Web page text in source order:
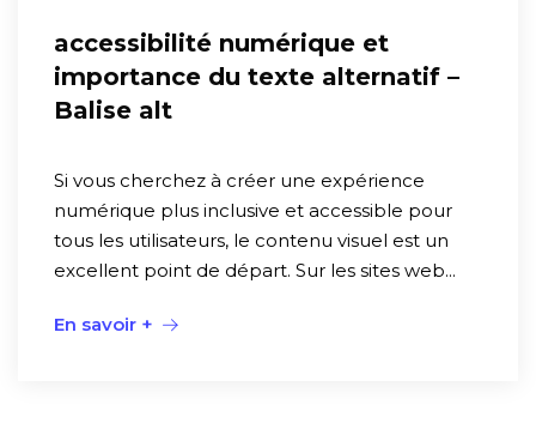
accessibilité numérique et
importance du texte alternatif –
Balise alt
Si vous cherchez à créer une expérience
numérique plus inclusive et accessible pour
tous les utilisateurs, le contenu visuel est un
excellent point de départ. Sur les sites web...
En savoir +